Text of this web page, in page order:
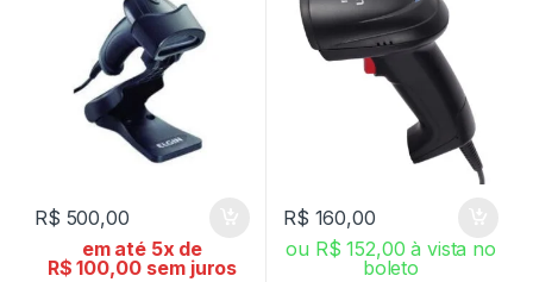
R$ 500,00
em até 5x de
R$ 100,00 sem juros
R$ 160,00
ou R$ 152,00 à vista no
boleto